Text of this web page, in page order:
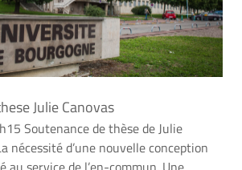
Julie Canovas
Soutenance de thèse de Julie
nécessité d’une nouvelle conception